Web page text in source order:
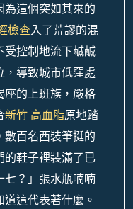
這個突如其來的
檢查入了荒謬的混
受控制地流下鹹鹹
導致城市低窪處
座的上班族，嚴格
新竹 高血脂原地踏
百名西裝筆挺的
的鞋子裡裝滿了已
七？」張水瓶喃喃
這代表著什麼。